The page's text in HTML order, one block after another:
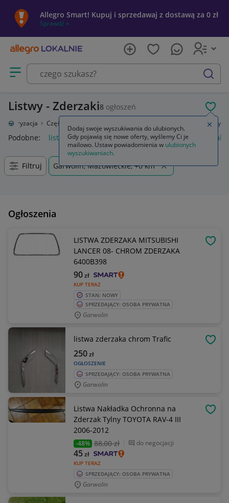
Allegro Smart! Kupuj i sprzedawaj z dostawą za 0 zł
Sprawdź »
Otwórz menu z kategoriami
szukaj
Listwy - Zderzaki8 ogłoszeń
Motoryzacja Części samochodowe Listwy
Podobne: listwy listwy przypodłogowe listwy progowe
Filtruj Garwolin, Mazowieckie, +0 km
Ogłoszenia
LISTWA ZDERZAKA MITSUBISHI
LANCER 08- CHROM ZDERZAKA
6400B398
KUP TERAZ
90zł
STAN: NOWY
SPRZEDAJĄCY: OSOBA PRYWATNA
Garwolin
listwa zderzaka chrom Trafic
OGŁOSZENIE
250zł
SPRZEDAJĄCY: OSOBA PRYWATNA
Garwolin
Listwa Nakładka Ochronna na
Zderzak Tylny TOYOTA RAV-4 III
2006-2012
-48% 88,00 zł do negocjacji
KUP TERAZ
45zł
SPRZEDAJĄCY: OSOBA PRYWATNA
Garwolin
Dodaj swoje wyszukiwania do ulubionych.
Gdy pojawią się nowe oferty, wyślemy Ci je
mailowo. Ustaw powiadomienia w ulubionych
wyszukiwaniach.